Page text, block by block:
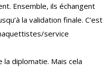
Ensemble, ils échangent
la validation finale. C’est
service
diplomatie. Mais cela